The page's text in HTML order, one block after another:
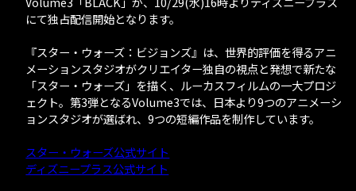
- 募集職種
- クリエイター
にて独占配信開始となります。
『スター・ウォーズ：ビジョンズ』は、世界的評価を得るアニ
メーションスタジオがクリエイター独自の視点と発想で新たな
「スター・ウォーズ」を描く、ルーカスフィルムの一大プロジ
ェクト。第3弾となるVolume3では、日本より9つのアニメーシ
ョンスタジオが選ばれ、9つの短編作品を制作しています。
スター・ウォーズ公式サイト
ディズニープラス公式サイト